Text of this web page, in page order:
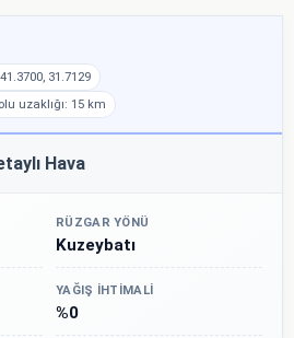
31.7129
uzaklığı: 15 km
Hava
RÜZGAR YÖNÜ
Kuzeybatı
YAĞIŞ İHTIMALI
%0